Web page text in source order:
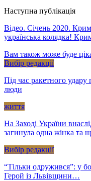
Наступна публікація
Відео. Січень 2020.
українська колядка!
Вам також може буде
Вибір редакції
Під час ракетного удару
люди
життя
На Заході України
загинула одна жінка та
Вибір редакції
“Тільки одружився”: у
Герой із Львівщини…